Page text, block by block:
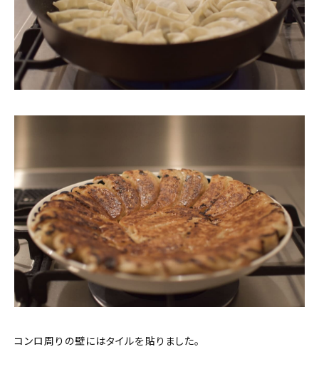
コンロ周りの壁にはタイルを貼りました。